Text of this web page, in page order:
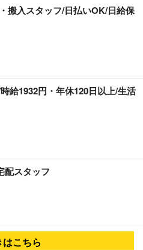
搬入スタッフ/日払いOK/日給保
給1932円・年休120日以上/生活
配スタッフ
こちら